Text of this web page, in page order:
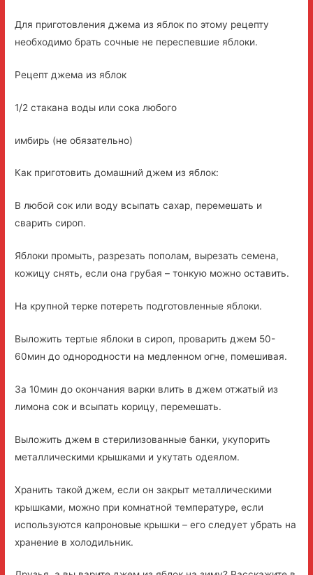
Для приготовления джема из яблок по этому рецепту
необходимо брать сочные не переспевшие яблоки.
Рецепт джема из яблок
1/2 стакана воды или сока любого
имбирь (не обязательно)
Как приготовить домашний джем из яблок:
В любой сок или воду всыпать сахар, перемешать и
сварить сироп.
Яблоки промыть, разрезать пополам, вырезать семена,
кожицу снять, если она грубая – тонкую можно оставить.
На крупной терке потереть подготовленные яблоки.
Выложить тертые яблоки в сироп, проварить джем 50-
60мин до однородности на медленном огне, помешивая.
За 10мин до окончания варки влить в джем отжатый из
лимона сок и всыпать корицу, перемешать.
Выложить джем в стерилизованные банки, укупорить
металлическими крышками и укутать одеялом.
Хранить такой джем, если он закрыт металлическими
крышками, можно при комнатной температуре, если
используются капроновые крышки – его следует убрать на
хранение в холодильник.